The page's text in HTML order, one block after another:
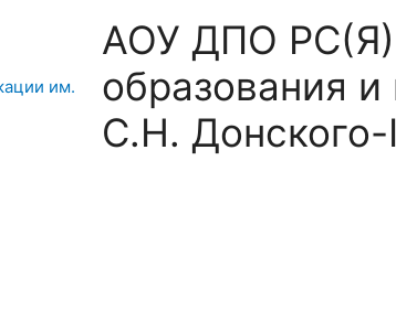
АОУ ДПО РС(Я)
образования
С.Н. Донского-